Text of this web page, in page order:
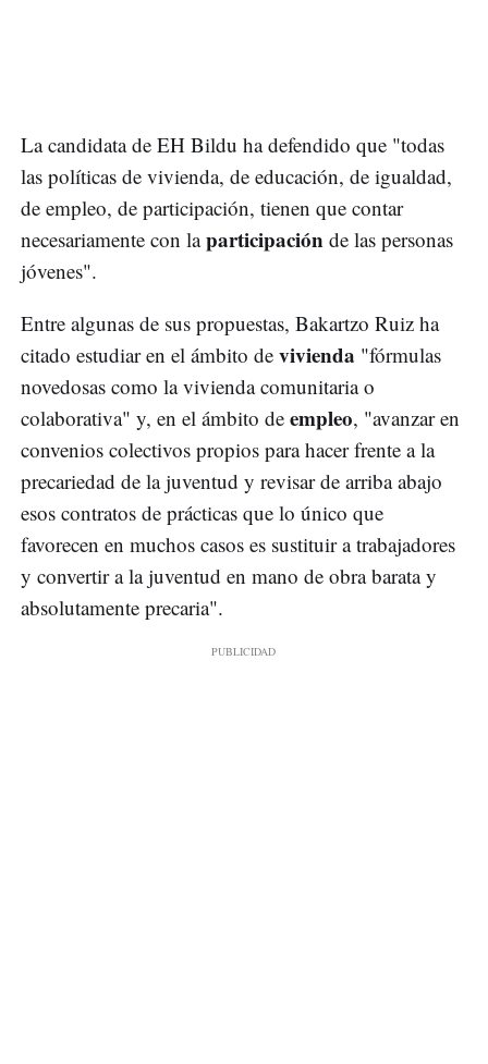
La candidata de EH Bildu ha defendido que "todas
las políticas de vivienda, de educación, de igualdad,
de empleo, de participación, tienen que contar
necesariamente con laparticipación de las personas
jóvenes".
Entre algunas de sus propuestas, Bakartzo Ruiz ha
citado estudiar en el ámbito de vivienda "fórmulas
novedosas como la vivienda comunitaria o
colaborativa" y, en el ámbito de empleo, "avanzar en
convenios colectivos propios para hacer frente a la
precariedad de la juventud y revisar de arriba abajo
esos contratos de prácticas que lo único que
favorecen en muchos casos es sustituir a trabajadores
y convertir a la juventud en mano de obra barata y
absolutamente precaria".